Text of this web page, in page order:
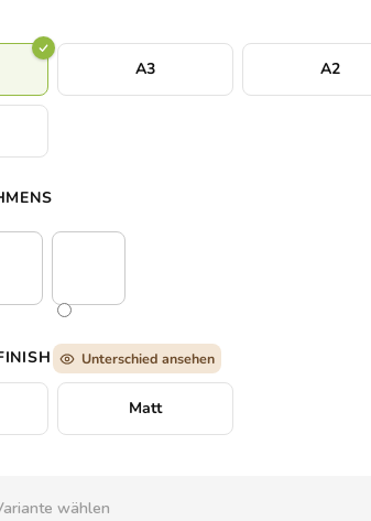
A3 A2
Unterschied ansehen
Matt
wählen